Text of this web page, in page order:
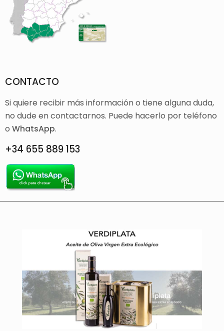
CONTACTO
Si quiere recibir más información o tiene alguna duda,
no dude en contactarnos. Puede hacerlo por teléfono
o WhatsApp.
+34 655 889 153